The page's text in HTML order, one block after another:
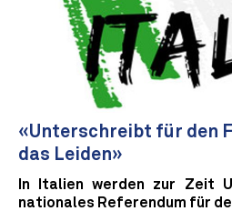
«Unterschreibt für den
das Leiden»
In Italien werden zur Zeit
nationales Referendum für